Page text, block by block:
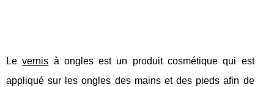
Levernis à ongles est un produit cosmétique qui est
appliqué sur les ongles des mains et des pieds afin de